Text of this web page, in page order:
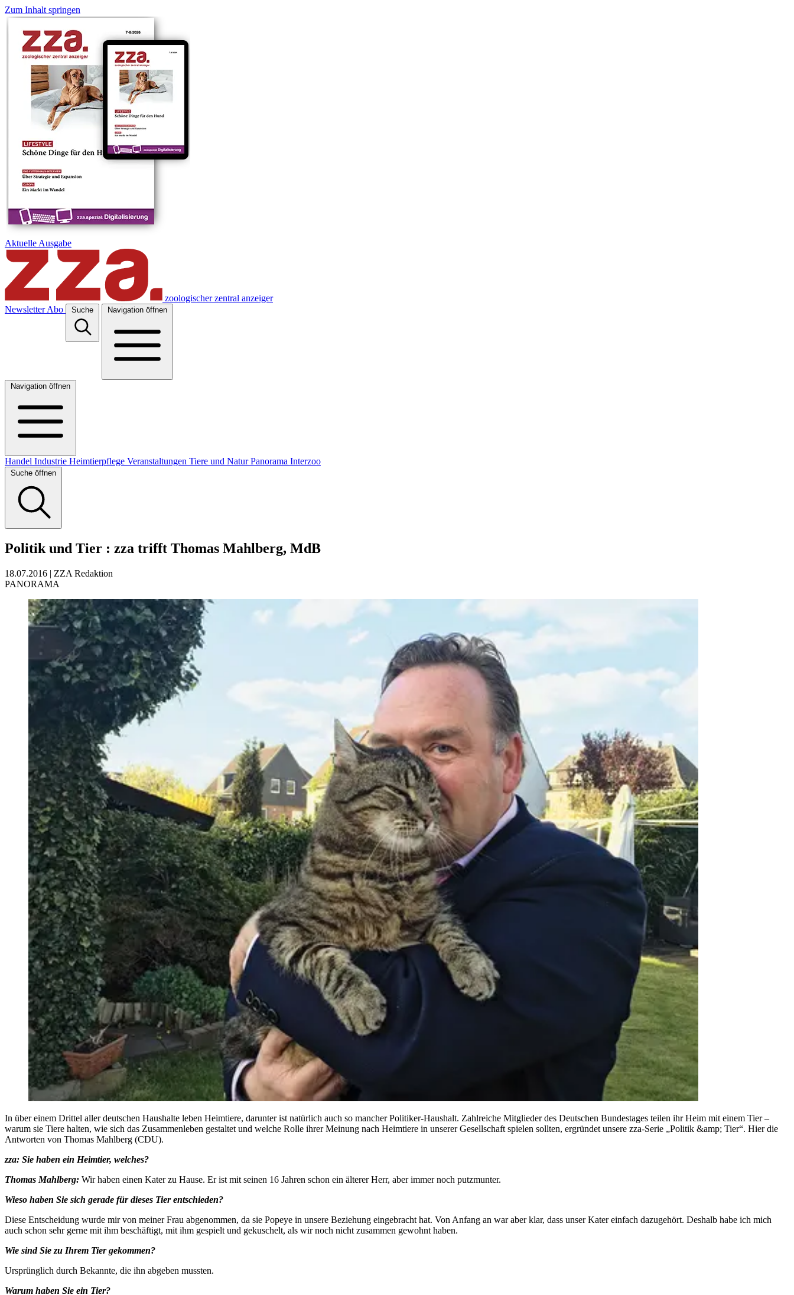
Zum Inhalt springen
Aktuelle Ausgabe
zoologischer zentral anzeiger
Newsletter Abo Suche Navigation öffnen
Navigation öffnen
Handel Industrie Heimtierpflege Veranstaltungen Tiere und NaturPanorama Interzoo
Suche öffnen
Politik und Tier : zza trifft Thomas Mahlberg, MdB
18.07.2016 | ZZA Redaktion
PANORAMA
In über einem Drittel aller deutschen Haushalte leben Heimtiere, darunter ist natürlich auch so mancher Politiker-Haushalt. Zahlreiche Mitglieder des Deutschen Bundestages teilen ihr Heim mit einem Tier –
warum sie Tiere halten, wie sich das Zusammenleben gestaltet und welche Rolle ihrer Meinung nach Heimtiere in unserer Gesellschaft spielen sollten, ergründet unsere zza-Serie „Politik &amp; Tier“. Hier die
Antworten von Thomas Mahlberg (CDU).
zza: Sie haben ein Heimtier, welches?
Thomas Mahlberg: Wir haben einen Kater zu Hause. Er ist mit seinen 16 Jahren schon ein älterer Herr, aber immer noch putzmunter.
Wieso haben Sie sich gerade für dieses Tier entschieden?
Diese Entscheidung wurde mir von meiner Frau abgenommen, da sie Popeye in unsere Beziehung eingebracht hat. Von Anfang an war aber klar, dass unser Kater einfach dazugehört. Deshalb habe ich mich
auch schon sehr gerne mit ihm beschäftigt, mit ihm gespielt und gekuschelt, als wir noch nicht zusammen gewohnt haben.
Wie sind Sie zu Ihrem Tier gekommen?
Ursprünglich durch Bekannte, die ihn abgeben mussten.
Warum haben Sie ein Tier?